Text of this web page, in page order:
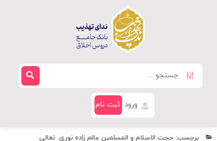
ورود ثبت نام
برچسب: حجت الاسلام و المسلمین عالم زاده نوری. تعالی